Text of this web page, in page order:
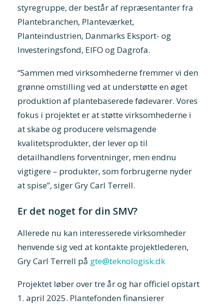
styregruppe, der består af repræsentanter fra
Plantebranchen, Planteværket,
Planteindustrien, Danmarks Eksport- og
Investeringsfond, EIFO og Dagrofa.
“Sammen med virksomhederne fremmer vi den
grønne omstilling ved at understøtte en øget
produktion af plantebaserede fødevarer. Vores
fokus i projektet er at støtte virksomhederne i
at skabe og producere velsmagende
kvalitetsprodukter, der lever op til
detailhandlens forventninger, men endnu
vigtigere – produkter, som forbrugerne nyder
at spise”, siger Gry Carl Terrell.
Er det noget for din SMV?
Allerede nu kan interesserede virksomheder
henvende sig ved at kontakte projektlederen,
Gry Carl Terrell på gte@teknologisk.dk
Projektet løber over tre år og har officiel opstart
1. april 2025. Plantefonden finansierer